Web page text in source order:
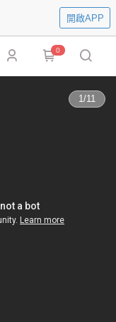
開啟APP
0
1/11